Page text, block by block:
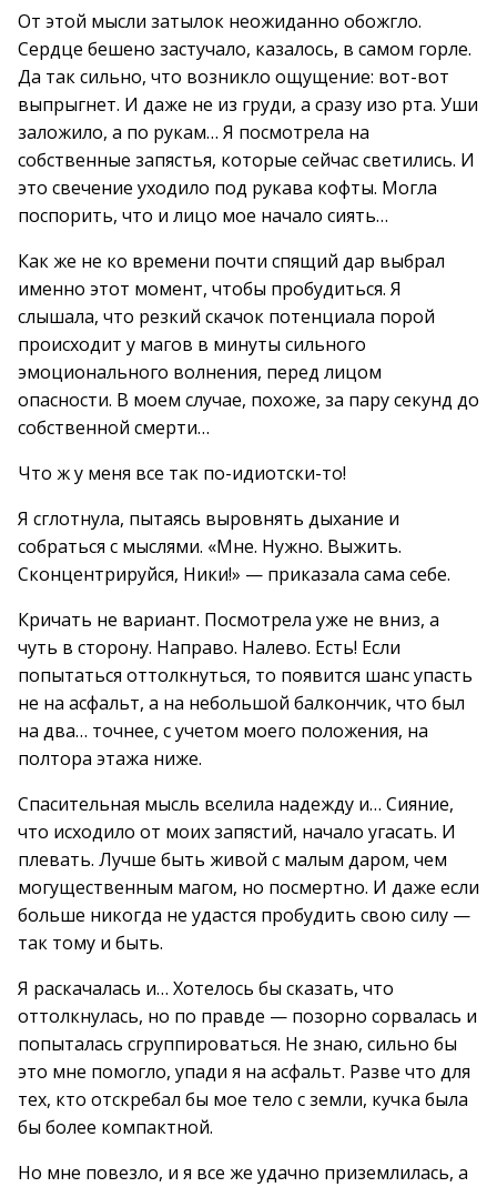
От этой мысли затылок неожиданно обожгло.
Сердце бешено застучало, казалось, в самом горле.
Да так сильно, что возникло ощущение: вот-вот
выпрыгнет. И даже не из груди, а сразу изо рта. Уши
заложило, а по рукам… Я посмотрела на
собственные запястья, которые сейчас светились. И
это свечение уходило под рукава кофты. Могла
поспорить, что и лицо мое начало сиять…
Как же не ко времени почти спящий дар выбрал
именно этот момент, чтобы пробудиться. Я
слышала, что резкий скачок потенциала порой
происходит у магов в минуты сильного
эмоционального волнения, перед лицом
опасности. В моем случае, похоже, за пару секунд до
собственной смерти…
Что ж у меня все так по-идиотски-то!
Я сглотнула, пытаясь выровнять дыхание и
собраться с мыслями. «Мне. Нужно. Выжить.
Сконцентрируйся, Ники!» — приказала сама себе.
Кричать не вариант. Посмотрела уже не вниз, а
чуть в сторону. Направо. Налево. Есть! Если
попытаться оттолкнуться, то появится шанс упасть
не на асфальт, а на небольшой балкончик, что был
на два… точнее, с учетом моего положения, на
полтора этажа ниже.
Спасительная мысль вселила надежду и… Сияние,
что исходило от моих запястий, начало угасать. И
плевать. Лучше быть живой с малым даром, чем
могущественным магом, но посмертно. И даже если
больше никогда не удастся пробудить свою силу —
так тому и быть.
Я раскачалась и… Хотелось бы сказать, что
оттолкнулась, но по правде — позорно сорвалась и
попыталась сгруппироваться. Не знаю, сильно бы
это мне помогло, упади я на асфальт. Разве что для
тех, кто отскребал бы мое тело с земли, кучка была
бы более компактной.
Но мне повезло, и я все же удачно приземлилась, а